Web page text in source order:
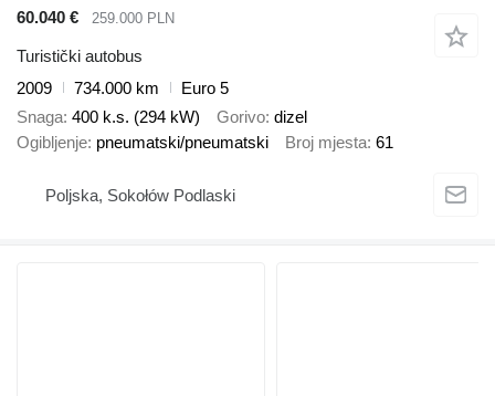
60.040 €
259.000 PLN
Turistički autobus
2009
734.000 km
Euro 5
Snaga 400 k.s. (294 kW) Gorivo dizel
Ogibljenje pneumatski/pneumatski Broj mjesta 61
Poljska, Sokołów Podlaski